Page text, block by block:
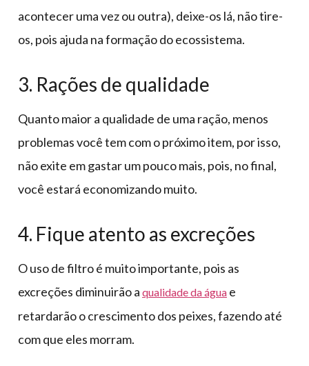
acontecer uma vez ou outra), deixe-os lá, não tire-
os, pois ajuda na formação do ecossistema.
3. Rações de qualidade
Quanto maior a qualidade de uma ração, menos
problemas você tem com o próximo item, por isso,
não exite em gastar um pouco mais, pois, no final,
você estará economizando muito.
4. Fique atento as excreções
O uso de filtro é muito importante, pois as
excreções diminuirão a qualidade da água e
retardarão o crescimento dos peixes, fazendo até
com que eles morram.